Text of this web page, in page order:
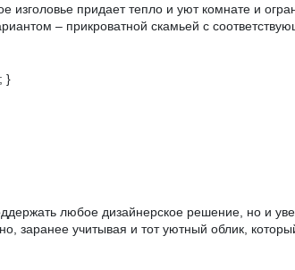
придает тепло и уют комнате и
– прикроватной скамьей с
}
любое дизайнерское решение, но и
заранее учитывая и тот уютный облик,